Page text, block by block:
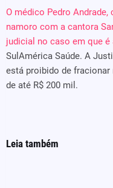
O médico Pedro
namoro com a cantora
judicial no caso em que é
SulAmérica Saúde. A
está proibido de
de até R$ 200 mil.
Leia também